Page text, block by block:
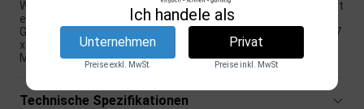
Wird mit zwei schwarzen Taschen geliefert, die den Transport
einfach und bequem machen
Gesamtmaße des Tisches sind Ø 45 x 93 cm, Druckmaße 127
x 90 cm-groß genug, um einen konkreten Einfluss auf Ihren
Messestand zu haben.
Technische Spezifikationen
Ich handele als
Unternehmen
Preise exkl. MwSt.
Privat
Preise inkl. MwSt